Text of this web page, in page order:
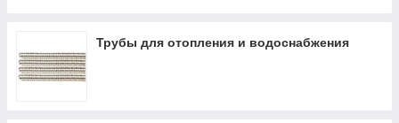
Низковольтное оборудование
Трубы для отопления и водоснабжения